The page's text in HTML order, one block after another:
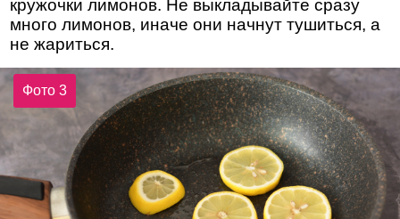
кружочки лимонов. Не выкладывайте сразу
много лимонов, иначе они начнут тушиться, а
не жариться.
Фото 3